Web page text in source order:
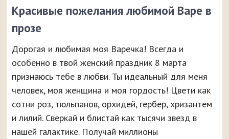
Красивые пожелания любимой Варе в
прозе
Дорогая и любимая моя Варечка! Всегда и
особенно в твой женский праздник 8 марта
признаюсь тебе в любви. Ты идеальный для меня
человек, моя женщина и моя гордость! Цвети как
сотни роз, тюльпанов, орхидей, гербер, хризантем
и лилий. Сверкай и блистай как тысячи звезд в
нашей галактике. Получай миллионы